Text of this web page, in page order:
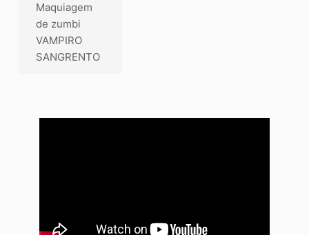
Maquiagem
de zumbi
VAMPIRO
SANGRENTO